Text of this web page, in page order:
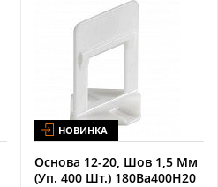
НОВИНКА
Основа 12-20, Шов 1,5 Мм
(Уп. 400 Шт.) 180Ba400H20